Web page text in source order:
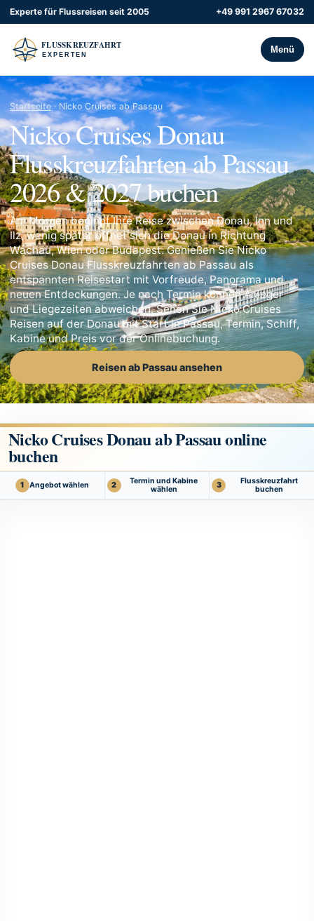
Experte für Flussreisen seit 2005 +49 991 2967 67032
Menü
Startseite· Nicko Cruises ab Passau
Nicko Cruises Donau
Flusskreuzfahrten ab Passau
2026 & 2027 buchen
Am Morgen beginnt Ihre Reise zwischen Donau, Inn und
Ilz, wenig später öffnet sich die Donau in Richtung
Wachau, Wien oder Budapest. Genießen Sie Nicko
Cruises Donau Flusskreuzfahrten ab Passau als
entspannten Reisestart mit Vorfreude, Panorama und
neuen Entdeckungen. Je nach Termin können Anleger
und Liegezeiten abweichen. Sehen Sie Nicko Cruises
Reisen auf der Donau mit Start in Passau, Termin, Schiff,
Kabine und Preis vor der Onlinebuchung.
Reisen ab Passau ansehen
Nicko Cruises Donau ab Passau online
buchen
1 Angebot wählen 2
Termin und Kabine
wählen
3
Flusskreuzfahrt
buchen